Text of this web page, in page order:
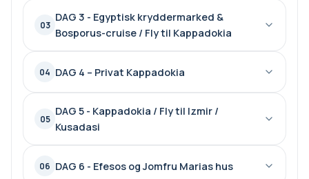
03
DAG 3 - Egyptisk kryddermarked &
Bosporus-cruise / Fly til Kappadokia
04 DAG 4 – Privat Kappadokia
05
DAG 5 - Kappadokia / Fly til Izmir /
Kusadasi
06 DAG 6 - Efesos og Jomfru Marias hus